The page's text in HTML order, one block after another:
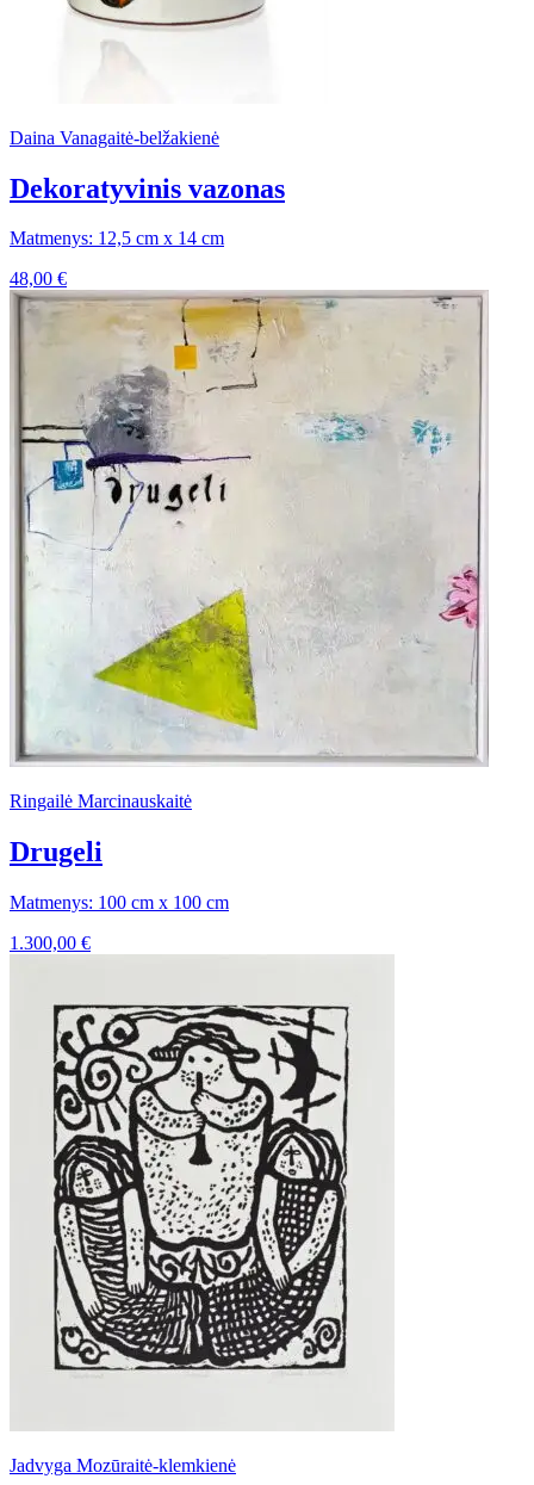
Daina Vanagaitė-belžakienė
Dekoratyvinis vazonas
Matmenys: 12,5 cm x 14 cm
48,00 €
Ringailė Marcinauskaitė
Drugeli
Matmenys: 100 cm x 100 cm
1.300,00 €
Jadvyga Mozūraitė-klemkienė